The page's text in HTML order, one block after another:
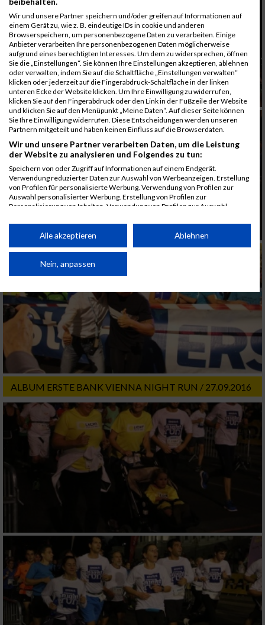
ALBUM ERSTE BANK VIENNA NIGHT RUN / 27.09.2016
Wir und unsere Partner speichern und/oder greifen auf Informationen auf
einem Gerät zu, wie z. B. eindeutige IDs in cookie und anderen
Browserspeichern, um personenbezogene Daten zu verarbeiten. Einige
Anbieter verarbeiten Ihre personenbezogenen Daten möglicherweise
aufgrund eines berechtigten Interesses. Um dem zu widersprechen, öffnen
Sie die „Einstellungen“. Sie können Ihre Einstellungen akzeptieren, ablehnen
oder verwalten, indem Sie auf die Schaltfläche „Einstellungen verwalten“
klicken oder jederzeit auf die Fingerabdruck-Schaltfläche in der linken
unteren Ecke der Website klicken. Um Ihre Einwilligung zu widerrufen,
klicken Sie auf den Fingerabdruck oder den Link in der Fußzeile der Website
und klicken Sie auf den Menüpunkt „Meine Daten“. Auf dieser Seite können
Sie Ihre Einwilligung widerrufen. Diese Entscheidungen werden unseren
Partnern mitgeteilt und haben keinen Einfluss auf die Browserdaten.
Wir und unsere Partner verarbeiten Daten, um die Leistung
der Website zu analysieren und Folgendes zu tun:
Speichern von oder Zugriff auf Informationen auf einem Endgerät.
Verwendung reduzierter Daten zur Auswahl von Werbeanzeigen. Erstellung
von Profilen für personalisierte Werbung. Verwendung von Profilen zur
Auswahl personalisierter Werbung. Erstellung von Profilen zur
Personalisierung von Inhalten. Verwendung von Profilen zur Auswahl
Performance von Inhalten. Analyse von Zielgruppen durch Statistiken oder
Kombinationen von Daten aus verschiedenen Quellen. Entwicklung und
von Inhalten.
Daten können außerhalb der Europäischen Union weitergegeben und in die
Website/App.
Partnerliste anzeigen (1 IAB-Anbieter)
Wir nutzen Ihre Daten für folgende Zwecke:
IAB-Verarbeitungszwecke:
Speichern von oder Zugriff auf Informationen
Verwendung reduzierter Daten zur Auswahl
von Werbeanzeigen
Erstellung von Profilen für personalisierte
Werbung
Verwendung von Profilen zur Auswahl
personalisierter Werbung
Erstellung von Profilen zur Personalisierung
Verwendung von Profilen zur Auswahl
personalisierter Inhalte
Messung der Werbeleistung
Alle akzeptieren Ablehnen
Nein, anpassen